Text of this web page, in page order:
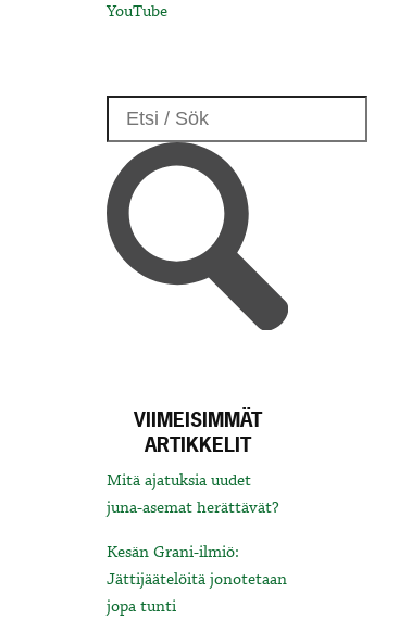
YouTube
VIIMEISIMMÄT
ARTIKKELIT
Mitä ajatuksia uudet
juna-asemat herättävät?
Kesän Grani-ilmiö:
Jättijäätelöitä jonotetaan
jopa tunti